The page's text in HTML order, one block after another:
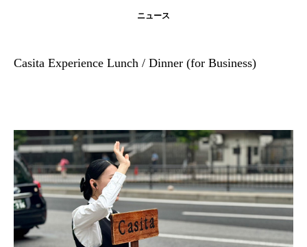
ニュース
Casita Experience Lunch / Dinner (for Business)